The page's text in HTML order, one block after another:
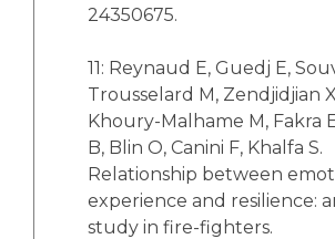
24350675.
11: Reynaud E, Guedj E,
Trousselard M, Zendjidjian
Khoury-Malhame M, Fakra
B, Blin O, Canini F, Khalfa S.
Relationship between
experience and resilience:
study in fire-fighters.